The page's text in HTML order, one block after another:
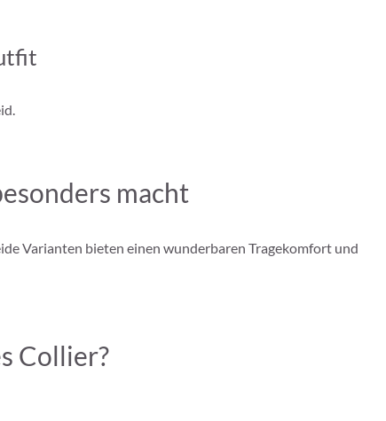
macht
Varianten bieten einen wunderbaren Tragekomfort und
Collier?